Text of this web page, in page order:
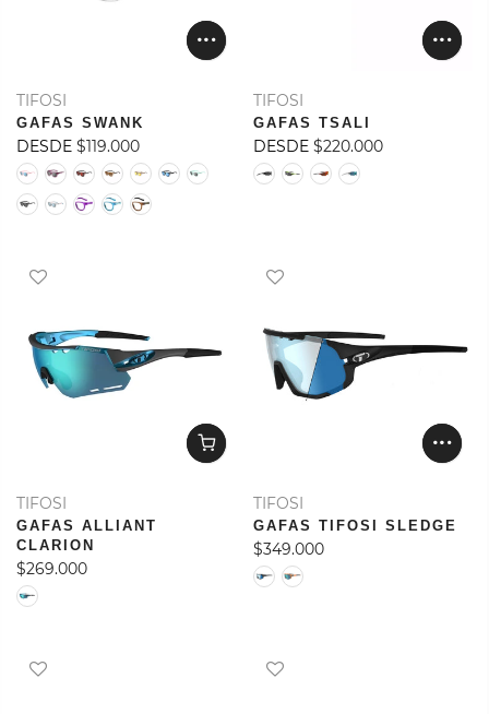
TIFOSI
GAFAS SWANK
DESDE $119.000
TIFOSI
GAFAS TSALI
DESDE $220.000
TIFOSI
GAFAS ALLIANT
CLARION
$269.000
TIFOSI
GAFAS TIFOSI SLEDGE
$349.000